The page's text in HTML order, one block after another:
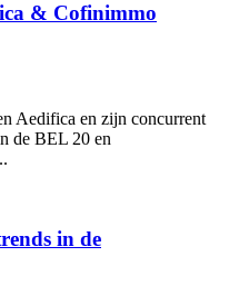
& Cofinimmo
Aedifica en zijn concurrent
de BEL 20 en
in de